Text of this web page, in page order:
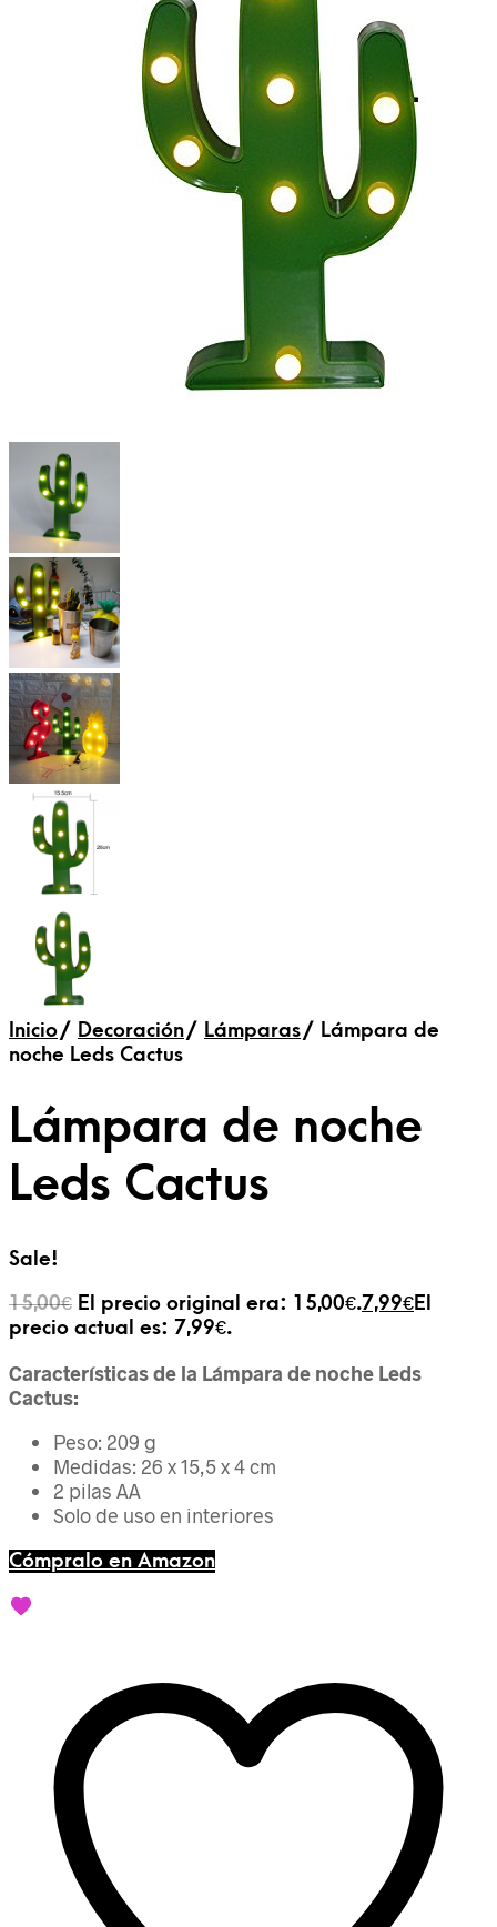
Inicio/ Decoración/ Lámparas/ Lámpara de
noche Leds Cactus
Lámpara de noche
Leds Cactus
Sale!
15,00€ El precio original era: 15,00€.7,99€El
precio actual es: 7,99€.
Características de la Lámpara de noche Leds
Cactus:
Peso: 209 g
Medidas: 26 x 15,5 x 4 cm
2 pilas AA
Solo de uso en interiores
Cómpralo en Amazon